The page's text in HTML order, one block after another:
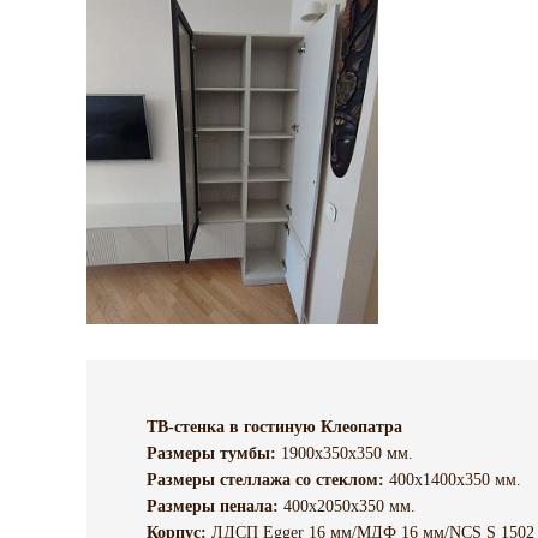
ТВ-стенка в гостиную Клеопатра
Размеры тумбы: 1900х350х350 мм.
Размеры стеллажа со стеклом: 400х1400х350 мм.
Размеры пенала: 400х2050х350 мм.
Корпус: ЛДСП Egger 16 мм/МДФ 16 мм/NCS S 1502